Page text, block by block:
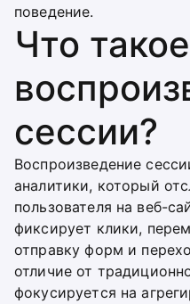
поведение.
Что такое
сессии?
Воспроизведение
аналитики, который
пользователя на веб-
фиксирует клики,
отправку форм и
отличие от
фокусируется на